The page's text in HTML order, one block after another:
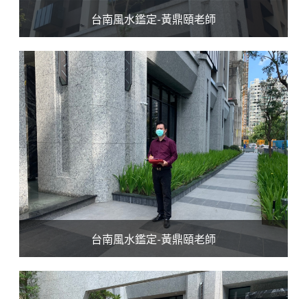
台南風水鑑定-黃鼎頤老師
台南風水鑑定-黃鼎頤老師